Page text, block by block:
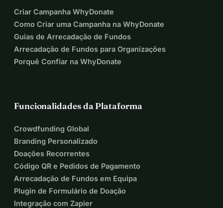
Criar Campanha WhyDonate
Como Criar uma Campanha na WhyDonate
Guias de Arrecadação de Fundos
Arrecadação de Fundos para Organizações
Porquê Confiar na WhyDonate
Funcionalidades da Plataforma
Crowdfunding Global
Branding Personalizado
Doações Recorrentes
Código QR e Pedidos de Pagamento
Arrecadação de Fundos em Equipa
Plugin de Formulário de Doação
Integração com Zapier